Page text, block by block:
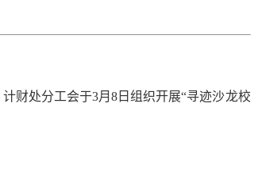
财处分工会于3月8日组织开展“寻迹沙龙校